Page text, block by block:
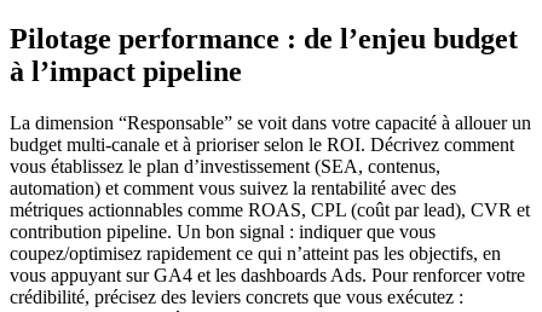
Pilotage performance : de l’enjeu budget
à l’impact pipeline
La dimension “Responsable” se voit dans votre capacité à allouer un
budget multi-canale et à prioriser selon le ROI. Décrivez comment
vous établissez le plan d’investissement (SEA, contenus,
automation) et comment vous suivez la rentabilité avec des
métriques actionnables comme ROAS, CPL (coût par lead), CVR et
contribution pipeline. Un bon signal : indiquer que vous
coupez/optimisez rapidement ce qui n’atteint pas les objectifs, en
vous appuyant sur GA4 et les dashboards Ads. Pour renforcer votre
crédibilité, précisez des leviers concrets que vous exécutez :